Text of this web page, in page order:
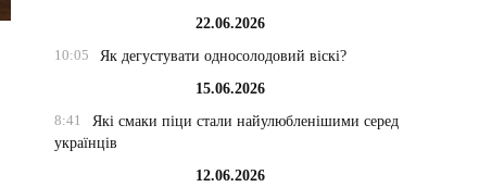
22.06.2026
10:05
Як дегустувати односолодовий віскі?
15.06.2026
8:41
Які смаки піци стали найулюбленішими серед
українців
12.06.2026